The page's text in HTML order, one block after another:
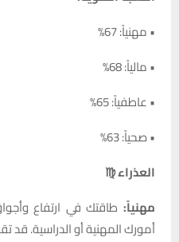
• مهنياً: 67%
• مالياً: 68%
• عاطفياً: 65%
• صحياً: 63%
العذراء ♍
مهنياً: طاقتك في ارتفاع
أمورك المهنية أو الدراسية.